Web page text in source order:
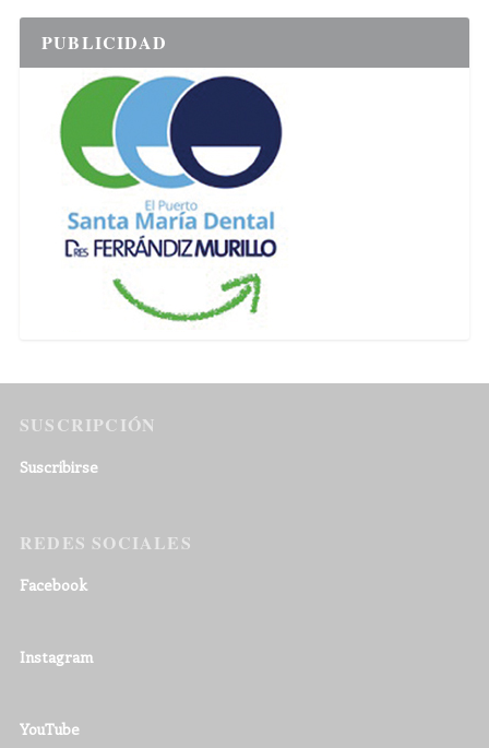
PUBLICIDAD
SUSCRIPCIÓN
Suscribirse
REDES SOCIALES
Facebook
Instagram
YouTube